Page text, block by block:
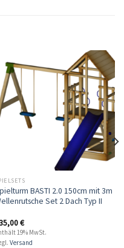
BASTI 2.0 150cm mit 3m
Set 2 Dach Typ II
€
19% MwSt.
Versand